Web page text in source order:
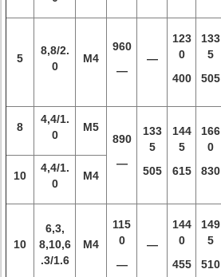
5
8,8/2.
0
M4
960
—
—
123
0
400
133
5
505
8
4,4/1.
0
M5
890
—
133
5
505
144
5
615
166
0
830
10
4,4/1.
0
M4
10
6,3,
8,10,6
.3/1.6
M4
115
0
—
—
144
0
455
149
5
510